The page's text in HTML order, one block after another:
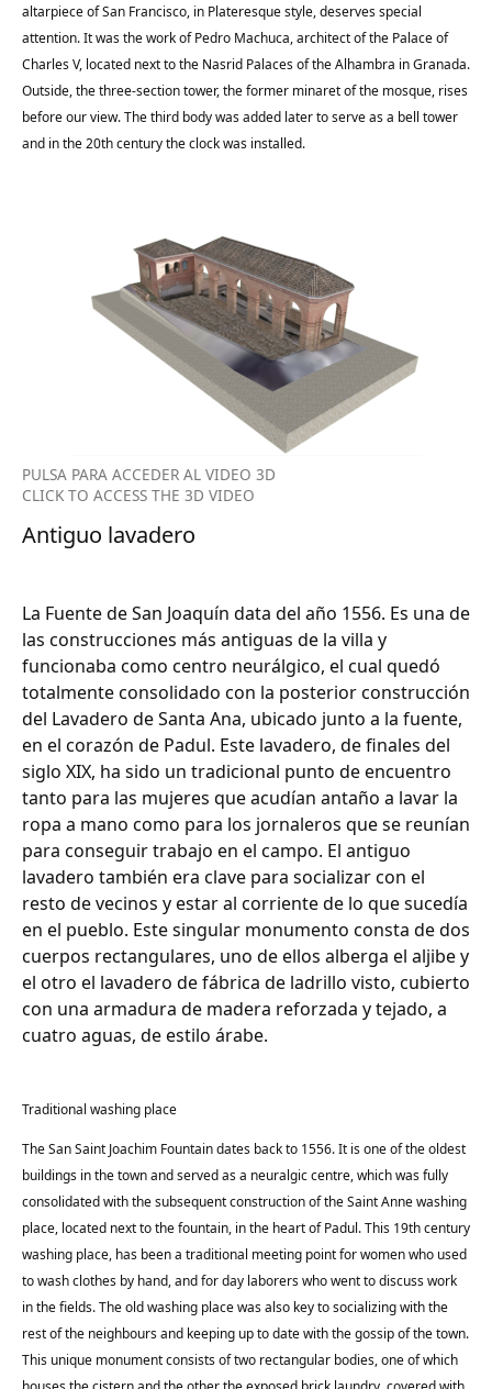
altarpiece of San Francisco, in Plateresque style, deserves special
attention. It was the work of Pedro Machuca, architect of the Palace of
Charles V, located next to the Nasrid Palaces of the Alhambra in Granada.
Outside, the three-section tower, the former minaret of the mosque, rises
before our view. The third body was added later to serve as a bell tower
and in the 20th century the clock was installed.
PULSA PARA ACCEDER AL VIDEO 3D
CLICK TO ACCESS THE 3D VIDEO
Antiguo lavadero
La Fuente de San Joaquín data del año 1556. Es una de
las construcciones más antiguas de la villa y
funcionaba como centro neurálgico, el cual quedó
totalmente consolidado con la posterior construcción
del Lavadero de Santa Ana, ubicado junto a la fuente,
en el corazón de Padul. Este lavadero, de finales del
siglo XIX, ha sido un tradicional punto de encuentro
tanto para las mujeres que acudían antaño a lavar la
ropa a mano como para los jornaleros que se reunían
para conseguir trabajo en el campo. El antiguo
lavadero también era clave para socializar con el
resto de vecinos y estar al corriente de lo que sucedía
en el pueblo. Este singular monumento consta de dos
cuerpos rectangulares, uno de ellos alberga el aljibe y
el otro el lavadero de fábrica de ladrillo visto, cubierto
con una armadura de madera reforzada y tejado, a
cuatro aguas, de estilo árabe.
Traditional washing place
The San Saint Joachim Fountain dates back to 1556. It is one of the oldest
buildings in the town and served as a neuralgic centre, which was fully
consolidated with the subsequent construction of the Saint Anne washing
place, located next to the fountain, in the heart of Padul. This 19th century
washing place, has been a traditional meeting point for women who used
to wash clothes by hand, and for day laborers who went to discuss work
in the fields. The old washing place was also key to socializing with the
rest of the neighbours and keeping up to date with the gossip of the town.
This unique monument consists of two rectangular bodies, one of which